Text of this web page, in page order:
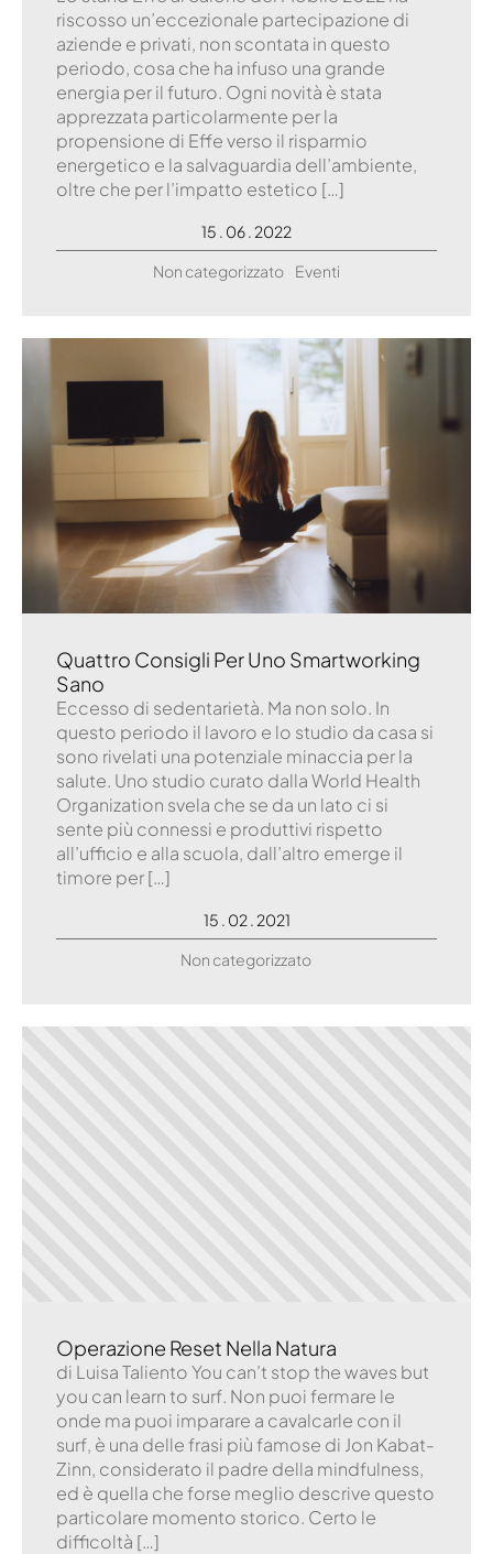
riscosso un’eccezionale partecipazione di
aziende e privati, non scontata in questo
periodo, cosa che ha infuso una grande
energia per il futuro. Ogni novità è stata
apprezzata particolarmente per la
propensione di Effe verso il risparmio
energetico e la salvaguardia dell’ambiente,
oltre che per l’impatto estetico […]
15 . 06 . 2022
Non categorizzato
Eventi
Quattro Consigli Per Uno Smartworking
Sano
Eccesso di sedentarietà. Ma non solo. In
questo periodo il lavoro e lo studio da casa si
sono rivelati una potenziale minaccia per la
salute. Uno studio curato dalla World Health
Organization svela che se da un lato ci si
sente più connessi e produttivi rispetto
all’ufficio e alla scuola, dall’altro emerge il
timore per […]
15 . 02 . 2021
Non categorizzato
Operazione Reset Nella Natura
di Luisa Taliento You can’t stop the waves but
you can learn to surf. Non puoi fermare le
onde ma puoi imparare a cavalcarle con il
surf, è una delle frasi più famose di Jon Kabat-
Zinn, considerato il padre della mindfulness,
ed è quella che forse meglio descrive questo
particolare momento storico. Certo le
difficoltà […]